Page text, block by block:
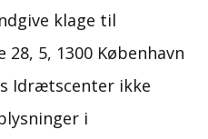
klage til
5, 1300 København
Idrætscenter ikke
i